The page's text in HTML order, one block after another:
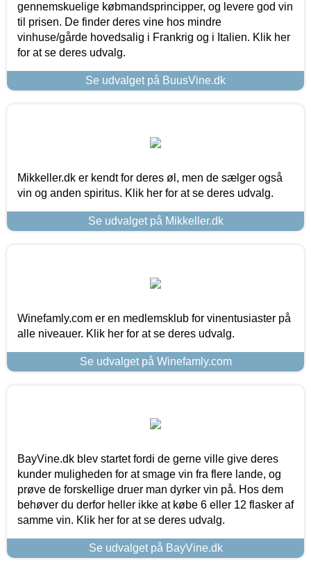
gennemskuelige købmandsprincipper, og levere god vin
til prisen. De finder deres vine hos mindre
vinhuse/gårde hovedsalig i Frankrig og i Italien. Klik her
for at se deres udvalg.
Se udvalget på BuusVine.dk
Mikkeller.dk er kendt for deres øl, men de sælger også
vin og anden spiritus. Klik her for at se deres udvalg.
Se udvalget på Mikkeller.dk
Winefamly.com er en medlemsklub for vinentusiaster på
alle niveauer. Klik her for at se deres udvalg.
Se udvalget på Winefamly.com
BayVine.dk blev startet fordi de gerne ville give deres
kunder muligheden for at smage vin fra flere lande, og
prøve de forskellige druer man dyrker vin på. Hos dem
behøver du derfor heller ikke at købe 6 eller 12 flasker af
samme vin. Klik her for at se deres udvalg.
Se udvalget på BayVine.dk